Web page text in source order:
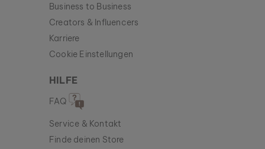
Business to Business
Creators & Influencers
Karriere
Cookie Einstellungen
HILFE
FAQ
Service & Kontakt
Finde deinen Store